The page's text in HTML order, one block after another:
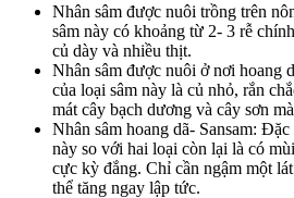
Nhân sâm được nuôi trồng trên
sâm này có khoảng từ 2- 3 rễ
củ dày và nhiều thịt.
Nhân sâm được nuôi ở nơi hoang
của loại sâm này là củ nhỏ, rắn
mát cây bạch dương và cây sơn
Nhân sâm hoang dã- Sansam:
này so với hai loại còn lại là có
cực kỳ đắng. Chỉ cần ngậm một
thể tăng ngay lập tức.